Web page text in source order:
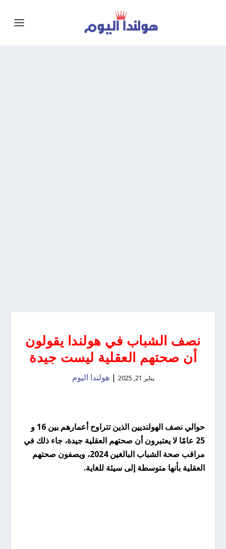
نصف الشباب في هولندا يقولون
أن صحتهم العقلية ليست جيدة
يناير 21, 2025 |هولندا اليوم
حوالي نصف الهولنديين الذين تتراوح أعمارهم بين 16 و
25 عامًا لا يعتبرون أن صحتهم العقلية جيدة، جاء ذلك في
مراقب صحة الشباب البالغين 2024، ويصفون صحتهم
العقلية بأنها متوسطة إلى سيئة للغاية.